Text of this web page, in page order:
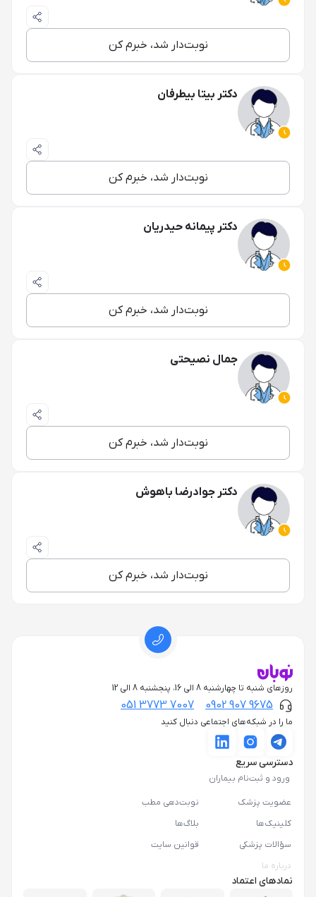
نوبت‌دار شد، خبرم کن
دکتر بیتا بیطرفان
نوبت‌دار شد، خبرم کن
دکتر پیمانه حیدریان
نوبت‌دار شد، خبرم کن
جمال نصیحتی
نوبت‌دار شد، خبرم کن
دکتر جوادرضا باهوش
نوبت‌دار شد، خبرم کن
روزهای شنبه تا چهارشنبه 8 الی 16، پنجشنبه 8 الی 12
0902 907 9675
051 3773 7007
ما را در شبکه‌های اجتماعی دنبال کنید
دسترسی سریع
ورود و ثبت‌نام بیماران
عضویت پزشک
نوبت‌دهی مطب
کلینیک‌ها
بلاگ‌ها
سؤالات پزشکی
قوانین سایت
درباره ما
نمادهای اعتماد